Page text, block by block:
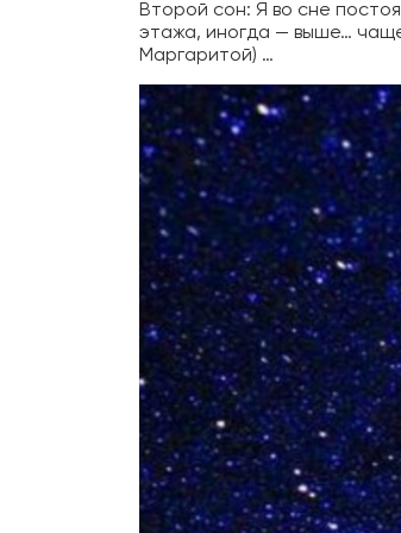
Второй сон: Я во сне
этажа, иногда — выше…
Маргаритой) …